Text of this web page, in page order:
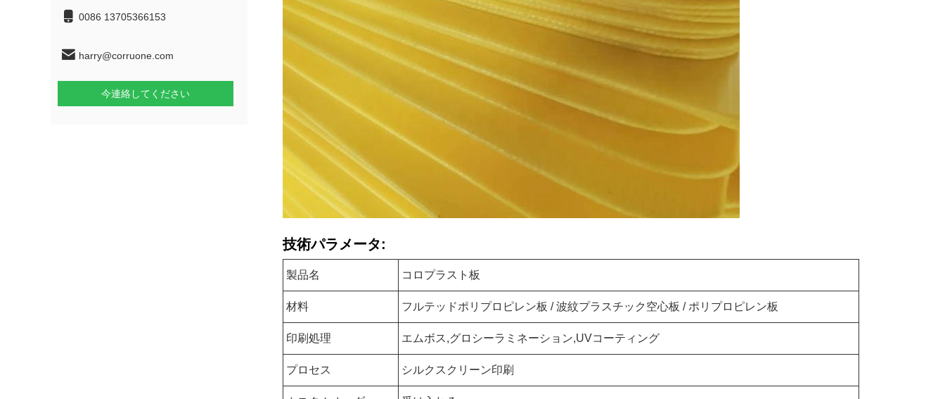
0086 13705366153
harry@corruone.com
今連絡してください
技術パラメータ:
製品名 コロプラスト板
材料 フルテッドポリプロピレン板 / 波紋プラスチック空心板 / ポリプロピレン板
印刷処理 エムボス,グロシーラミネーション,UVコーティング
プロセス シルクスクリーン印刷